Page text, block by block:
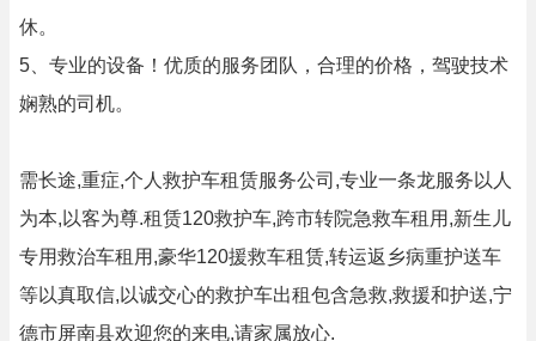
休。
5、专业的设备！优质的服务团队，合理的价格，驾驶技术
娴熟的司机。
需长途,重症,个人救护车租赁服务公司,专业一条龙服务以人
为本,以客为尊.租赁120救护车,跨市转院急救车租用,新生儿
专用救治车租用,豪华120援救车租赁,转运返乡病重护送车
等以真取信,以诚交心的救护车出租包含急救,救援和护送,宁
德市屏南县欢迎您的来电,请家属放心.